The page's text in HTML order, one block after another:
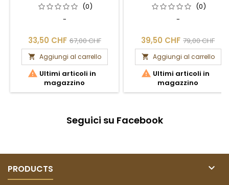
(0)
-
33,50 CHF 67,00 CHF
 Aggiungi al carrello
 Ultimi articoli in
magazzino
(0)
-
39,50 CHF 79,00 CHF
 Aggiungi al carrello
 Ultimi articoli in
magazzino
Seguici su Facebook
PRODUCTS 